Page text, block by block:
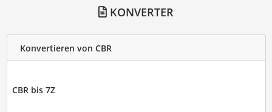
KONVERTER
Konvertieren von CBR
CBR bis 7Z